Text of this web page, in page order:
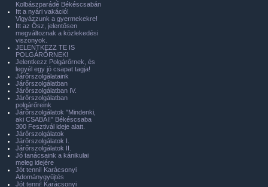
Kolbászparádé Békéscsabán
Itt a nyári vakáció!
Vigyázzunk a gyermekekre!
Itt az Ősz, jelentősen
megváltoznak a közlekedési
viszonyok.
JELENTKEZZ TE IS
POLGÁRŐRNEK!
Jelentkezz Polgárőrnek, és
legyél egy jó csapat tagja!
Járőrszolgálataink
Járőrszolgálatban
Járőrszolgálatban IV.
Járőrszolgálatban
polgárőreink
Járőrszolgálatok "Mindenki,
aki CSABAI!" Békéscsaba
300 Fesztivál ideje alatt.
Járőrszolgálatok
Járőrszolgálatok I.
Járőrszolgálatok II.
Jó tanácsaink a kánikulai
meleg idejére
Jót tenni! Karácsonyi
Adománygyűjtés
Jót tenni! Karácsonyi